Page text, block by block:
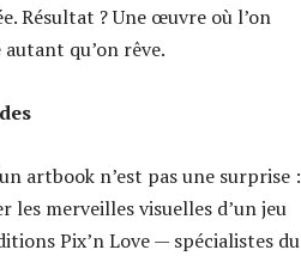
Résultat ? Une œuvre où l’on
qu’on rêve.
artbook n’est pas une surprise :
les merveilles visuelles d’un jeu
Pix’n Love — spécialistes du